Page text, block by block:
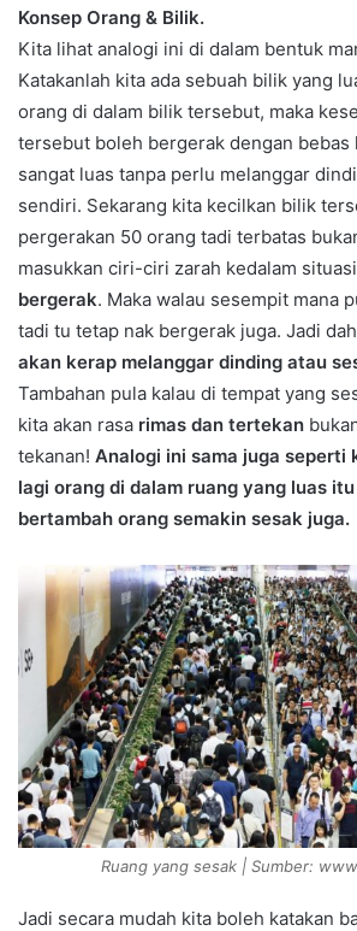
Konsep Orang & Bilik.
Kita lihat analogi ini di dalam bentuk
Katakanlah kita ada sebuah bilik yang
orang di dalam bilik tersebut, maka
tersebut boleh bergerak dengan bebas
sangat luas tanpa perlu melanggar
sendiri. Sekarang kita kecilkan bilik
pergerakan 50 orang tadi terbatas
masukkan ciri-ciri zarah kedalam
bergerak. Maka walau sesempit mana
tadi tu tetap nak bergerak juga. Jadi
akan kerap melanggar dinding atau
Tambahan pula kalau di tempat yang
kita akan rasa rimas dan tertekan
tekanan! Analogi ini sama juga seperti
lagi orang di dalam ruang yang luas
bertambah orang semakin sesak juga.
Ruang yang sesak | Sumber:
Jadi secara mudah kita boleh katakan